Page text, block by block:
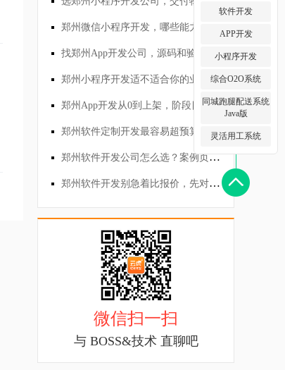
找郑州App开发公司，源码和验收别含糊
郑州小程序开发适不适合你的业务？先看场景
郑州App开发从0到上架，阶段目标怎么定
郑州软件定制开发最容易超预算的地方在哪
郑州软件开发公司怎么选？案例页之外还要看什么
郑州软件开发别急着比报价，先对齐需求和交付
微信扫一扫
与 BOSS&技术 直聊吧
软件开发
APP开发
小程序开发
综合O2O系统
同城跑腿配送系统
Java版
灵活用工系统